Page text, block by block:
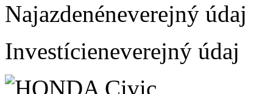
Najazdenéneverejný údaj
Investícieneverejný údaj